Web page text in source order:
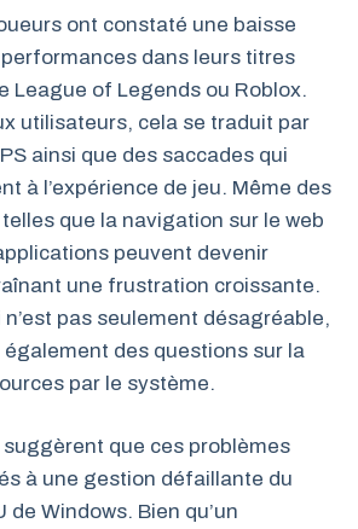
ont constaté une baisse
dans leurs titres
League of Legends ou Roblox.
utilisateurs, cela se traduit par
ainsi que des saccades qui
à l’expérience de jeu. Même des
que la navigation sur le web
peuvent devenir
une frustration croissante.
pas seulement désagréable,
des questions sur la
par le système.
que ces problèmes
à une gestion défaillante du
de Windows. Bien qu’un